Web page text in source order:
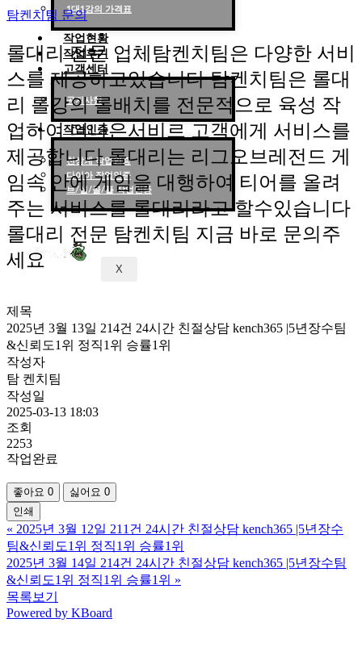
1대1강의 가격표
작업현황
작업후기
고객센터
공지사항
작업인증
천상계 작업인증
다이아 작업인증
브/실/골/플 작업인증
X
탐켄치팀 문의
롤대리 전문 업체탐켄치팀은 다양한 서비
스를 제공하고있습니다 탐켄치팀은 롤대
리 롤강의 롤배치를 전문적으로 육성 작
업하여 더나은서비르 고객에게 서비스를
제공합니다 롤대리는 리그오브레전드 게
임속 안에 게임을 대행하여 티어를 올려
주는 서비스를 롤대리라고 할수있습니다
롤대리 전문 탐켄치팀 지금 바로 문의주
세요
제목
2025년 3월 13일 214건 24시간 친절상담 kench365 |5년장수팀
&신뢰도1위 정직1위 승률1위
작성자
탐 켄치팀
작성일
2025-03-13 18:03
조회
2253
작업완료
좋아요 0 싫어요 0
인쇄
« 2025년 3월 12일 211건 24시간 친절상담 kench365 |5년장수
팀&신뢰도1위 정직1위 승률1위
2025년 3월 14일 214건 24시간 친절상담 kench365 |5년장수팀
&신뢰도1위 정직1위 승률1위 »
목록보기
Powered by KBoard